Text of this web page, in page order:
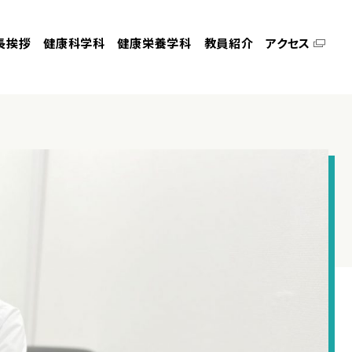
挨拶 健康科学科 健康栄養学科 教員紹介 アクセス